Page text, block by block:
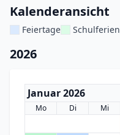
Kalenderansicht
Feiertage Schulferien
2026
Januar 2026
Mo Di Mi